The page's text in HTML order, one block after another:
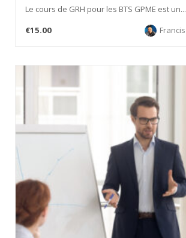
Le cours de GRH pour les BTS GPME est un...
€15.00
Francis